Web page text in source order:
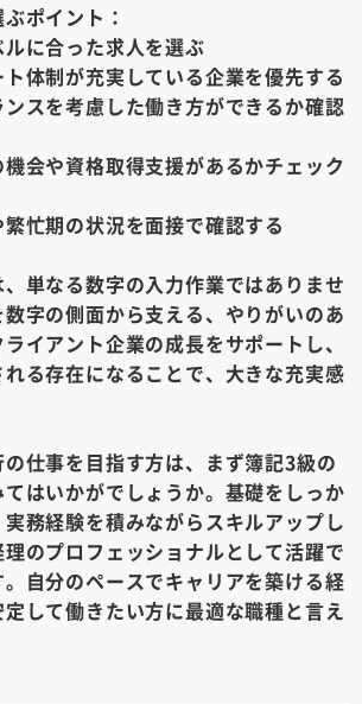
ポイント：
に合った求人を選ぶ
体制が充実している企業を優先する
スを考慮した働き方ができるか確認
会や資格取得支援があるかチェック
忙期の状況を面接で確認する
単なる数字の入力作業ではありませ
字の側面から支える、やりがいのあ
イアント企業の成長をサポートし、
る存在になることで、大きな充実感
仕事を目指す方は、まず簿記3級の
はいかがでしょうか。基礎をしっか
務経験を積みながらスキルアップし
のプロフェッショナルとして活躍で
自分のペースでキャリアを築ける経
して働きたい方に最適な職種と言え